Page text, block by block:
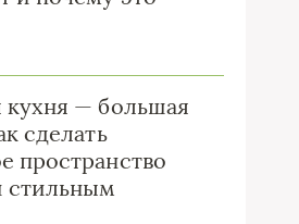
кухня — большая
сделать
пространство